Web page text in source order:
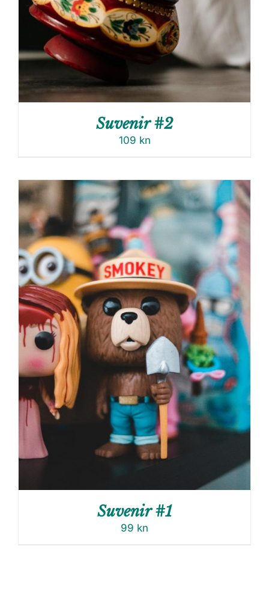
Suvenir #2
109 kn
Suvenir #1
99 kn